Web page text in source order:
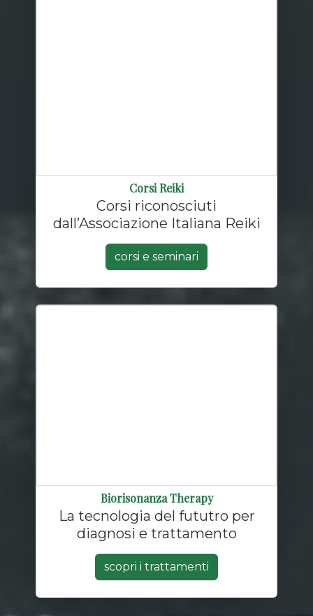
Corsi Reiki
Corsi riconosciuti
dall’Associazione Italiana Reiki
corsi e seminari
Biorisonanza Therapy
La tecnologia del fututro per
diagnosi e trattamento
scopri i trattamenti